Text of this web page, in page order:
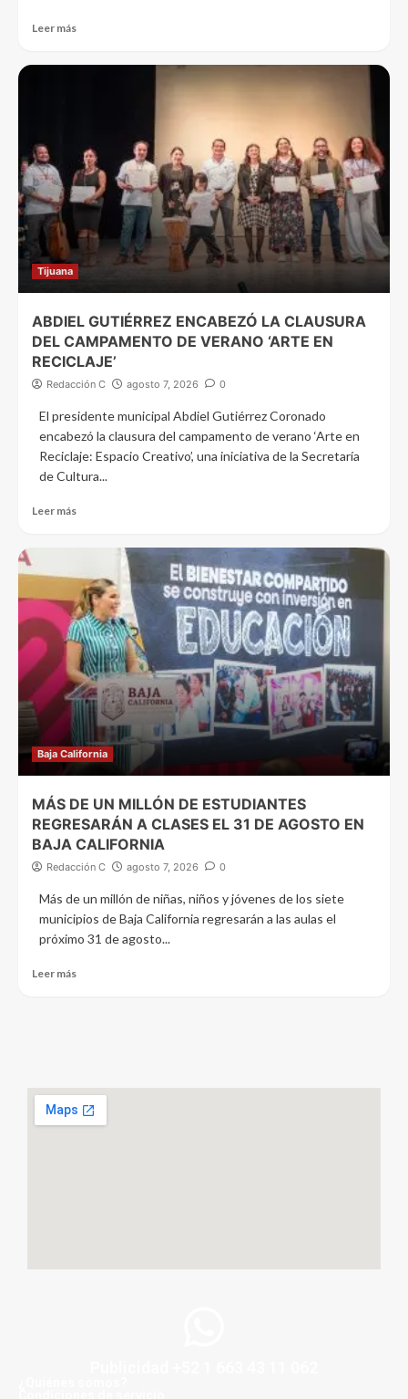
Leer más
Tijuana
ABDIEL GUTIÉRREZ ENCABEZÓ LA CLAUSURA
DEL CAMPAMENTO DE VERANO ‘ARTE EN
RECICLAJE’
Redacción C agosto 7, 2026 0
El presidente municipal Abdiel Gutiérrez Coronado
encabezó la clausura del campamento de verano ‘Arte en
Reciclaje: Espacio Creativo’, una iniciativa de la Secretaría
de Cultura...
Leer más
Baja California
MÁS DE UN MILLÓN DE ESTUDIANTES
REGRESARÁN A CLASES EL 31 DE AGOSTO EN
BAJA CALIFORNIA
Redacción C agosto 7, 2026 0
Más de un millón de niñas, niños y jóvenes de los siete
municipios de Baja California regresarán a las aulas el
próximo 31 de agosto...
Leer más